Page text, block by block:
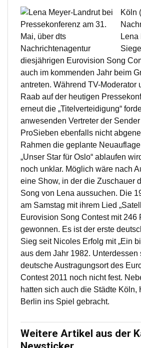
Köln
Lena
diesjährigen Eurovision Song
auch im kommenden Jahr beim
antreten. Während TV-Moderator
Raab auf der heutigen
erneut die „Titelverteidigung“
anwesenden Vertreter der
ProSieben ebenfalls nicht
Rahmen die geplante
„Unser Star für Oslo“ ablaufen
noch unklar. Möglich wäre nach
eine Show, in der die Zuschauer
Song von Lena aussuchen. Die
am Samstag mit ihrem Lied
Eurovision Song Contest mit 246
gewonnen. Es ist der erste
Sieg seit Nicoles Erfolg mit „Ein
aus dem Jahr 1982. Unterdessen
deutsche Austragungsort des
Contest 2011 noch nicht fest.
hatten sich auch die Städte Köln,
Berlin ins Spiel gebracht.
Weitere Artikel aus der